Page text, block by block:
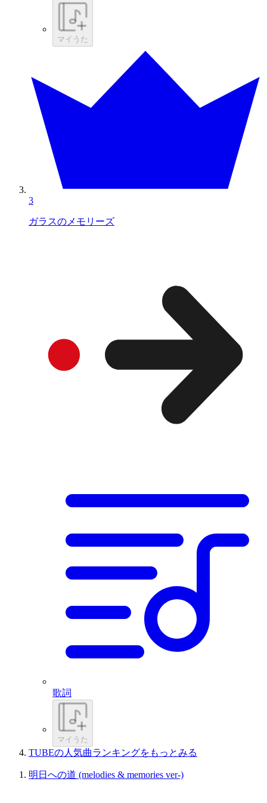
マイうた
3
ガラスのメモリーズ
歌詞
マイうた
TUBEの人気曲ランキングをもっとみる
明日への道 (melodies & memories ver-)